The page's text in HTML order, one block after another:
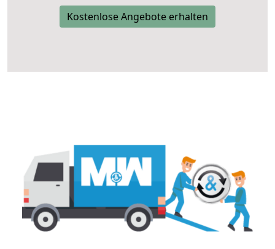
Kostenlose Angebote erhalten